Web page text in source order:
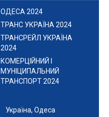
ОДЕСА 2024
ТРАНС УКРАЇНА 2024
ТРАНСРЕЙЛ УКРАЇНА
2024
КОМЕРЦІЙНИЙ І
МУНІЦИПАЛЬНИЙ
ТРАНСПОРТ 2024
Україна, Одеса